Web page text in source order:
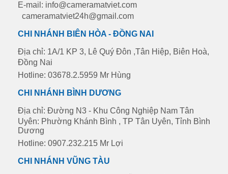
E-mail: info@cameramatviet.com
cameramatviet24h@gmail.com
CHI NHÁNH BIÊN HÒA - ĐỒNG NAI
Địa chỉ: 1A/1 KP 3, Lê Quý Đôn ,Tân Hiệp, Biên Hoà,
Đồng Nai
Hotline: 03678.2.5959 Mr Hùng
CHI NHÁNH BÌNH DƯƠNG
Địa chỉ: Đường N3 - Khu Công Nghiệp Nam Tân
Uyên: Phường Khánh Bình , TP Tân Uyên, Tỉnh Bình
Dương
Hotline: 0907.232.215 Mr Lợi
CHI NHÁNH VŨNG TÀU